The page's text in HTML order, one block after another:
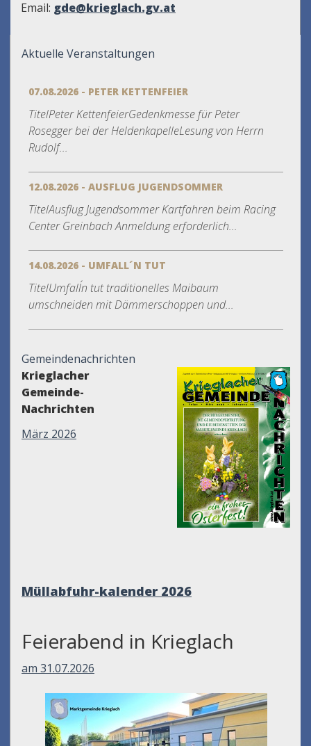
Email: gde@krieglach.gv.at
Aktuelle Veranstaltungen
07.08.2026 - PETER KETTENFEIER
TitelPeter KettenfeierGedenkmesse für Peter
Rosegger bei der HeldenkapelleLesung von Herrn
Rudolf...
12.08.2026 - AUSFLUG JUGENDSOMMER
TitelAusflug Jugendsommer Kartfahren beim Racing
Center Greinbach Anmeldung erforderlich...
14.08.2026 - UMFALL´N TUT
TitelUmfall´n tut traditionelles Maibaum
umschneiden mit Dämmerschoppen und...
Gemeindenachrichten
Krieglacher
Gemeinde-
Nachrichten
März 2026
Müllabfuhr-kalender